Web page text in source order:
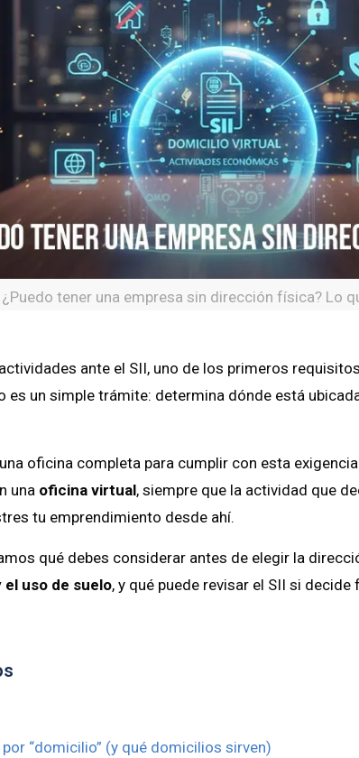
¿Puedo tener una empresa sin dirección física? Lo
ante el SII, uno de los primeros
es un simple trámite: determina dónde está
oficina completa para cumplir con esta
una oficina virtual, siempre que la actividad que
tu emprendimiento desde ahí.
qué debes considerar antes de elegir la
uso de suelo, y qué puede revisar el SII si
“domicilio” (y qué domicilios sirven)